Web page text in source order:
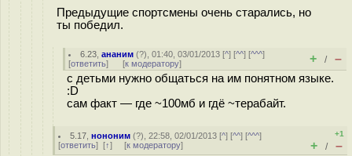
Предыдущие спортсмены очень старались, но
ты победил.
6.23 ,ананим (?), 01:40, 03/01/2013 [^] [^^] [^^^]
[ответить] [к модератору] + / –
с детьми нужно общаться на им понятном языке.
:D
сам факт — где ~100мб и гдё ~терабайт.
5.17 ,нононим (?), 22:58, 02/01/2013 [^] [^^] [^^^]
[ответить] [↑] [к модератору]
+1
+ / –